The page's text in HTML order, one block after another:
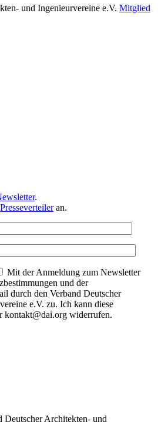
und Ingenieurvereine e.V. Mitglied
.
Presseverteileran.
Mit der Anmeldung zum Newsletter
und der
durch den Verband Deutscher
e.V. zu. Ich kann diese
kontakt@dai.org widerrufen.
Architekten- und